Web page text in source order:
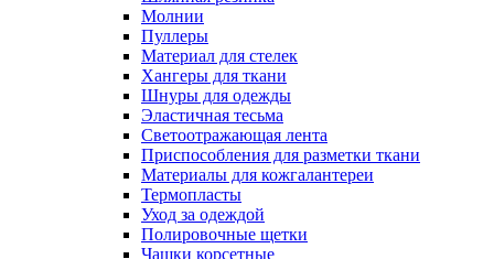
Молнии
Пуллеры
Материал для стелек
Хангеры для ткани
Шнуры для одежды
Эластичная тесьма
Светоотражающая лента
Приспособления для разметки ткани
Материалы для кожгалантереи
Термопласты
Уход за одеждой
Полировочные щетки
Чашки корсетные